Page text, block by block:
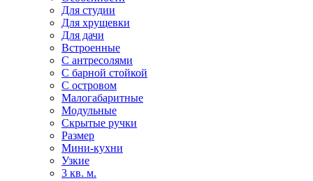
Для студии
Для хрущевки
Для дачи
Встроенные
С антресолями
С барной стойкой
С островом
Малогабаритные
Модульные
Скрытые ручки
Размер
Мини-кухни
Узкие
3 кв. м.